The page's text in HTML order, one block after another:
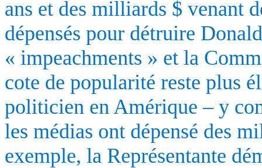
ans et des milliards $ venant
dépensés pour détruire
« impeachments » et la
cote de popularité reste plus
politicien en Amérique – y
les médias ont dépensé des
exemple, la Représentante